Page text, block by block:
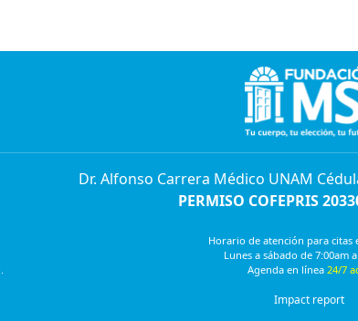
Dr. Alfonso Carrera Médico UNAM
PERMISO COFEPRIS
Horario de atención para citas
Lunes a sábado de 7:00am
Agenda en línea 24/7
Impact report